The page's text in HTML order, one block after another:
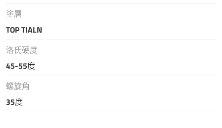
塗層
TOP TIALN
洛氏硬度
45-55度
螺旋角
35度